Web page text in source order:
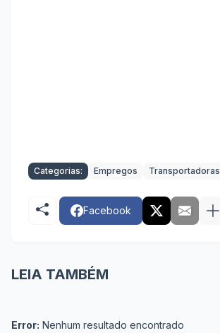
Categorias: Empregos Transportadoras
Facebook
LEIA TAMBÉM
Error: Nenhum resultado encontrado